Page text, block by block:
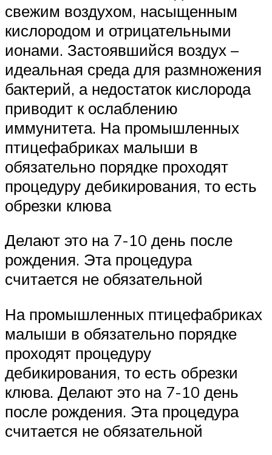
свежим воздухом, насыщенным
кислородом и отрицательными
ионами. Застоявшийся воздух –
идеальная среда для размножения
бактерий, а недостаток кислорода
приводит к ослаблению
иммунитета. На промышленных
птицефабриках малыши в
обязательно порядке проходят
процедуру дебикирования, то есть
обрезки клюва
Делают это на 7-10 день после
рождения. Эта процедура
считается не обязательной
На промышленных птицефабриках
малыши в обязательно порядке
проходят процедуру
дебикирования, то есть обрезки
клюва. Делают это на 7-10 день
после рождения. Эта процедура
считается не обязательной